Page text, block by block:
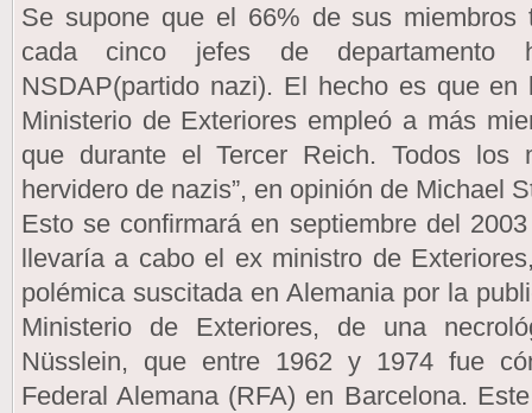
Se supone que el 66% de sus miembros
cada cinco jefes de departamento
NSDAP(partido nazi). El hecho es que
Ministerio de Exteriores empleó a más
que durante el Tercer Reich. Todos los
hervidero de nazis”, en opinión de Michael
Esto se confirmará en septiembre del
llevaría a cabo el ex ministro de
polémica suscitada en Alemania por la
Ministerio de Exteriores, de una
Nüsslein, que entre 1962 y 1974 fue
Federal Alemana (RFA) en Barcelona.